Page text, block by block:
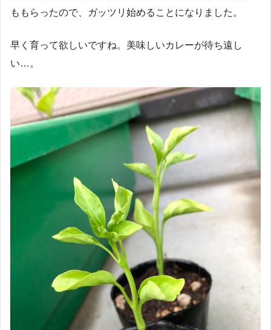
ももらったので、ガッツリ始めることになりました。
早く育って欲しいですね。美味しいカレーが待ち遠し
い…。